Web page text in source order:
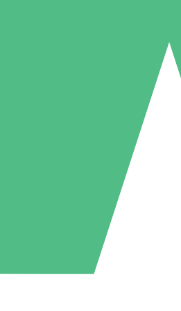
Packs de Crédits
à l'utilisation avec des crédits de
5 Téléchargements
US$